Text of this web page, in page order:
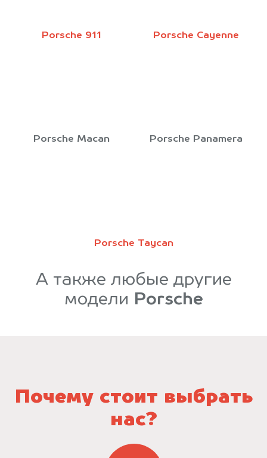
Porsche 911 Porsche Cayenne
Porsche Macan Porsche Panamera
Porsche Taycan
А также любые другие
модели Porsche
Почему стоит выбрать
нас?